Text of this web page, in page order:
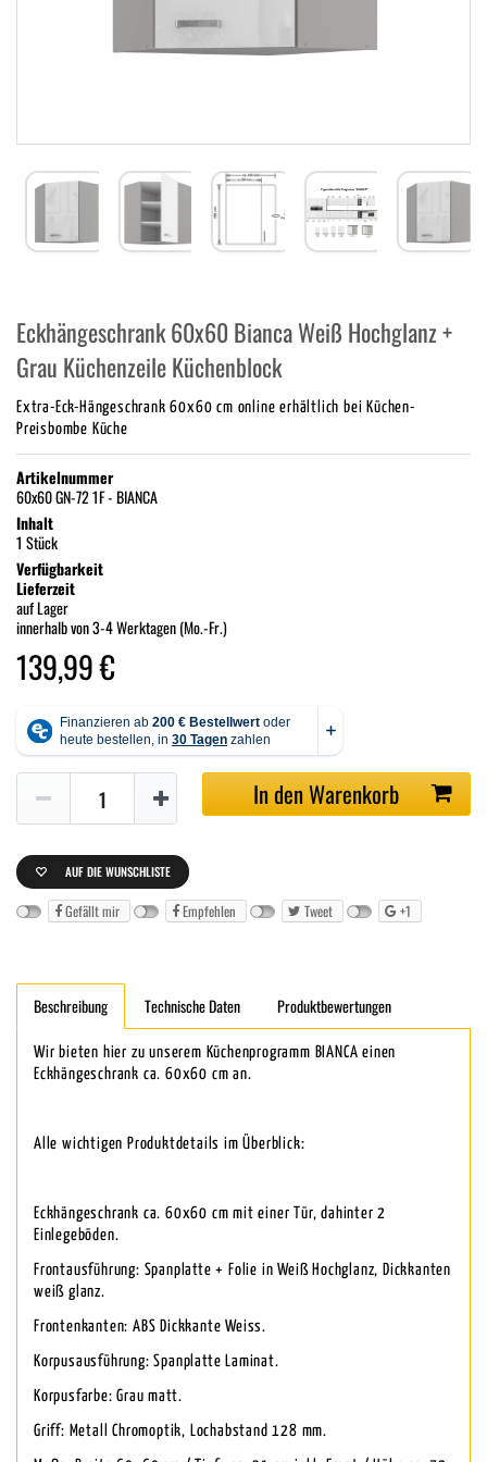
Eckhängeschrank 60x60 Bianca Weiß Hochglanz +
Grau Küchenzeile Küchenblock
Extra-Eck-Hängeschrank 60x60 cm online erhältlich bei Küchen-
Preisbombe Küche
Artikelnummer
60x60 GN-72 1F - BIANCA
Inhalt
1 Stück
Verfügbarkeit
Lieferzeit
auf Lager
innerhalb von 3-4 Werktagen (Mo.-Fr.)
139,99 €
In den Warenkorb
AUF DIE WUNSCHLISTE
Gefällt mir Empfehlen Tweet +1
Beschreibung Technische Daten Produktbewertungen
Wir bieten hier zu unserem Küchenprogramm BIANCA einen
Eckhängeschrank ca. 60x60 cm an.
Alle wichtigen Produktdetails im Überblick:
Eckhängeschrank ca. 60x60 cm mit einer Tür, dahinter 2
Einlegeböden.
Frontausführung: Spanplatte + Folie in Weiß Hochglanz, Dickkanten
weiß glanz.
Frontenkanten: ABS Dickkante Weiss.
Korpusausführung: Spanplatte Laminat.
Korpusfarbe: Grau matt.
Griff: Metall Chromoptik, Lochabstand 128 mm.